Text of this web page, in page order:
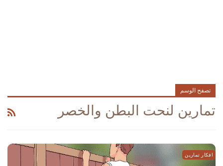
تصفح الوسم
تمارين لنحت البطن والخصر
افكار تمارين